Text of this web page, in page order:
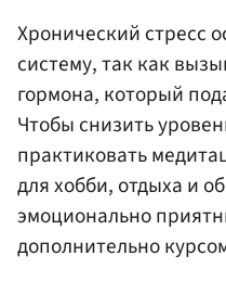
Хронический стресс
систему, так как
гормона, который
Чтобы снизить
практиковать
для хобби, отдыха и
эмоционально
дополнительно